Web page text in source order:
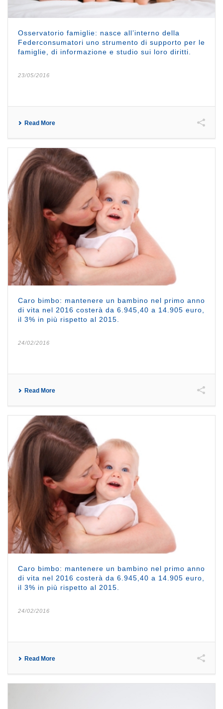
Osservatorio famiglie: nasce all’interno della
Federconsumatori uno strumento di supporto per le
famiglie, di informazione e studio sui loro diritti.
23/05/2016
Read More
Caro bimbo: mantenere un bambino nel primo anno
di vita nel 2016 costerà da 6.945,40 a 14.905 euro,
il 3% in più rispetto al 2015.
24/02/2016
Read More
Caro bimbo: mantenere un bambino nel primo anno
di vita nel 2016 costerà da 6.945,40 a 14.905 euro,
il 3% in più rispetto al 2015.
24/02/2016
Read More